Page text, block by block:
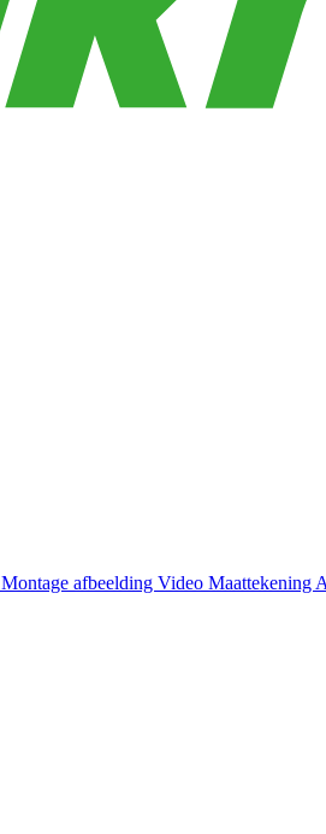
Montage afbeelding Video Maattekening